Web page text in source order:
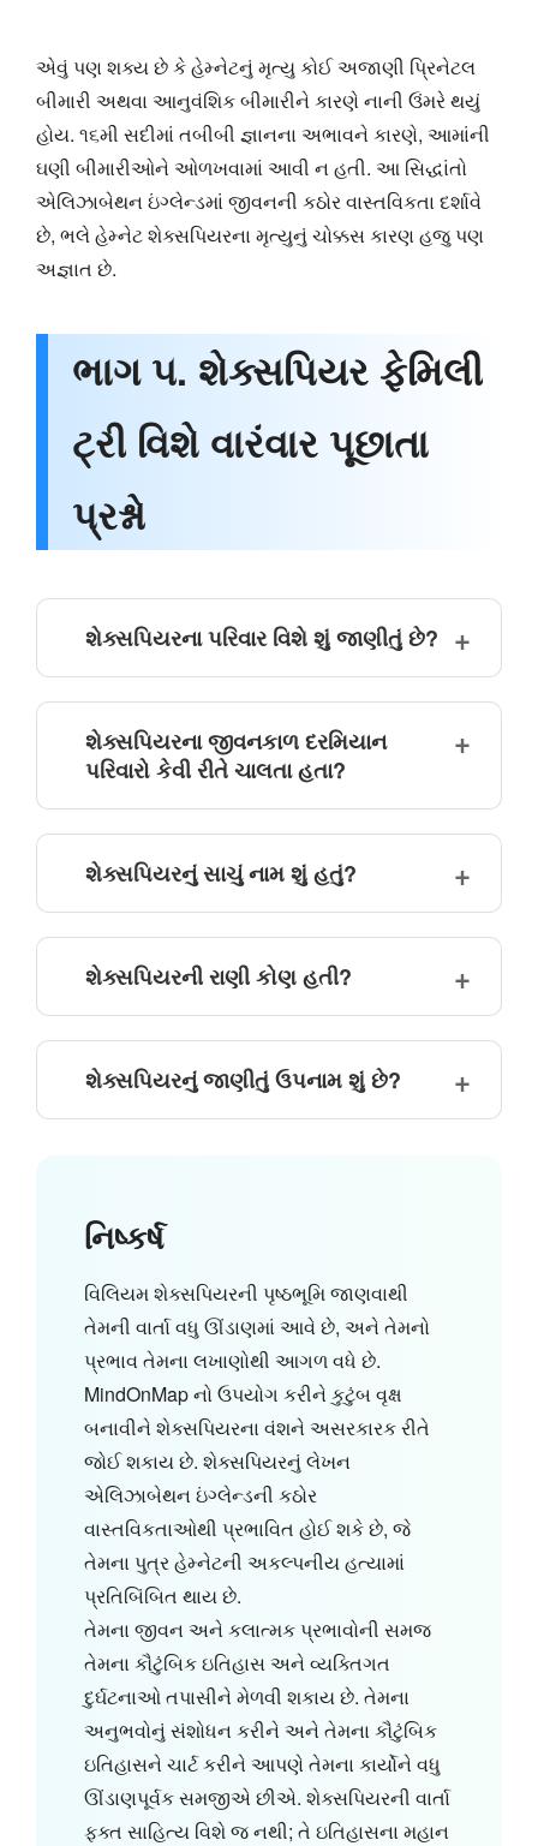
એવું પણ શક્ય છે કે હેમ્નેટનું મૃત્યુ કોઈ અજાણી પ્રિનેટલ
બીમારી અથવા આનુવંશિક બીમારીને કારણે નાની ઉંમરે થયું
હોય. ૧૬મી સદીમાં તબીબી જ્ઞાનના અભાવને કારણે, આમાંની
ઘણી બીમારીઓને ઓળખવામાં આવી ન હતી. આ સિદ્ધાંતો
એલિઝાબેથન ઇંગ્લેન્ડમાં જીવનની કઠોર વાસ્તવિકતા દર્શાવે
છે, ભલે હેમ્નેટ શેક્સપિયરના મૃત્યુનું ચોક્કસ કારણ હજુ પણ
અજ્ઞાત છે.
ભાગ ૫. શેક્સપિયર ફેમિલી
ટ્રી વિશે વારંવાર પૂછાતા
પ્રશ્નો
શેક્સપિયરના પરિવાર વિશે શું જાણીતું છે?
શેક્સપિયરના જીવનકાળ દરમિયાન
પરિવારો કેવી રીતે ચાલતા હતા?
શેક્સપિયરનું સાચું નામ શું હતું?
શેક્સપિયરની રાણી કોણ હતી?
શેક્સપિયરનું જાણીતું ઉપનામ શું છે?
નિષ્કર્ષ
વિલિયમ શેક્સપિયરની પૃષ્ઠભૂમિ જાણવાથી
તેમની વાર્તા વધુ ઊંડાણમાં આવે છે, અને તેમનો
પ્રભાવ તેમના લખાણોથી આગળ વધે છે.
MindOnMap નો ઉપયોગ કરીને કુટુંબ વૃક્ષ
બનાવીને શેક્સપિયરના વંશને અસરકારક રીતે
જોઈ શકાય છે. શેક્સપિયરનું લેખન
એલિઝાબેથન ઇંગ્લેન્ડની કઠોર
વાસ્તવિકતાઓથી પ્રભાવિત હોઈ શકે છે, જે
તેમના પુત્ર હેમ્નેટની અકલ્પનીય હત્યામાં
પ્રતિબિંબિત થાય છે.
તેમના જીવન અને કલાત્મક પ્રભાવોની સમજ
તેમના કૌટુંબિક ઇતિહાસ અને વ્યક્તિગત
દુર્ઘટનાઓ તપાસીને મેળવી શકાય છે. તેમના
અનુભવોનું સંશોધન કરીને અને તેમના કૌટુંબિક
ઇતિહાસને ચાર્ટ કરીને આપણે તેમના કાર્યોને વધુ
ઊંડાણપૂર્વક સમજીએ છીએ. શેક્સપિયરની વાર્તા
ફક્ત સાહિત્ય વિશે જ નથી; તે ઇતિહાસના મહાન